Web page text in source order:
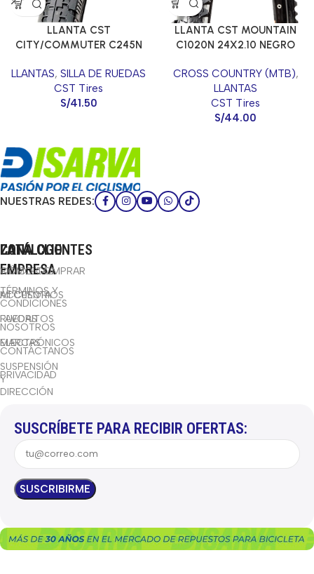
LLANTA CST
CITY/COMMUTER C245N
LLANTAS, SILLA DE RUEDAS
CST Tires
S/41.50
LLANTA CST MOUNTAIN
C1020N 24X2.10 NEGRO
CROSS COUNTRY (MTB),
LLANTAS
CST Tires
S/44.00
NUESTRAS REDES:
CATÁLOGO
BICICLETAS
ACCESORIOS
RUEDAS
ELECTRÓNICOS
SUSPENSIÓN
Y
DIRECCIÓN
LA
EMPRESA
TÉRMINOS Y
CONDICIONES
NOSOTROS
CONTÁCTANOS
PRIVACIDAD
ZONA CLIENTES
CÓMO COMPRAR
MI CUENTA
FAVORITOS
MARCAS
SUSCRÍBETE PARA RECIBIR OFERTAS: